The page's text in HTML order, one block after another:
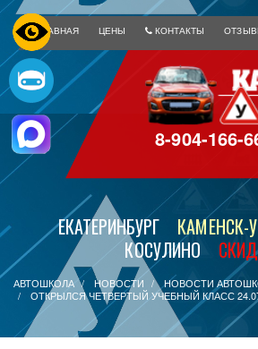
ГЛАВНАЯ ЦЕНЫ КОНТАКТЫ
8-904-166-
ЕКАТЕРИНБУРГ
КАМЕНСК-
КОСУЛИНО
АВТОШКОЛА НОВОСТИ
НОВОСТИ
ОТКРЫЛСЯ ЧЕТВЕРТЫЙ УЧЕБНЫЙ КЛАСС